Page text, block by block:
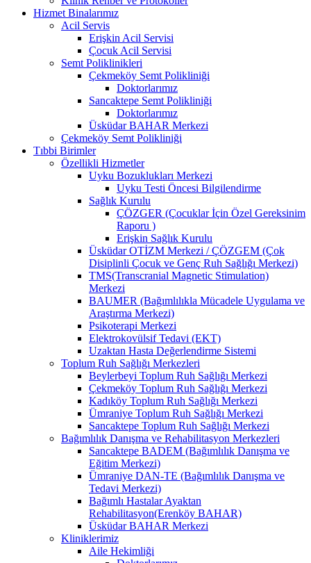
Hizmet Binalarımız
Acil Servis
Erişkin Acil Servisi
Çocuk Acil Servisi
Semt Poliklinikleri
Çekmeköy Semt Polikliniği
Doktorlarımız
Sancaktepe Semt Polikliniği
Doktorlarımız
Üsküdar BAHAR Merkezi
Çekmeköy Semt Polikliniği
Tıbbi Birimler
Özellikli Hizmetler
Uyku Bozuklukları Merkezi
Uyku Testi Öncesi Bilgilendirme
Sağlık Kurulu
ÇÖZGER (Çocuklar İçin Özel Gereksinim
Raporu )
Erişkin Sağlık Kurulu
Üsküdar OTİZM Merkezi / ÇÖZGEM (Çok
Disiplinli Çocuk ve Genç Ruh Sağlığı Merkezi)
TMS(Transcranial Magnetic Stimulation)
Merkezi
BAUMER (Bağımlılıkla Mücadele Uygulama ve
Araştırma Merkezi)
Psikoterapi Merkezi
Elektrokovülsif Tedavi (EKT)
Uzaktan Hasta Değerlendirme Sistemi
Toplum Ruh Sağlığı Merkezleri
Beylerbeyi Toplum Ruh Sağlığı Merkezi
Çekmeköy Toplum Ruh Sağlığı Merkezi
Kadıköy Toplum Ruh Sağlığı Merkezi
Ümraniye Toplum Ruh Sağlığı Merkezi
Sancaktepe Toplum Ruh Sağlığı Merkezi
Bağımlılık Danışma ve Rehabilitasyon Merkezleri
Sancaktepe BADEM (Bağımlılık Danışma ve
Eğitim Merkezi)
Ümraniye DAN-TE (Bağımlılık Danışma ve
Tedavi Merkezi)
Bağımlı Hastalar Ayaktan
Rehabilitasyon(Erenköy BAHAR)
Üsküdar BAHAR Merkezi
Kliniklerimiz
Aile Hekimliği